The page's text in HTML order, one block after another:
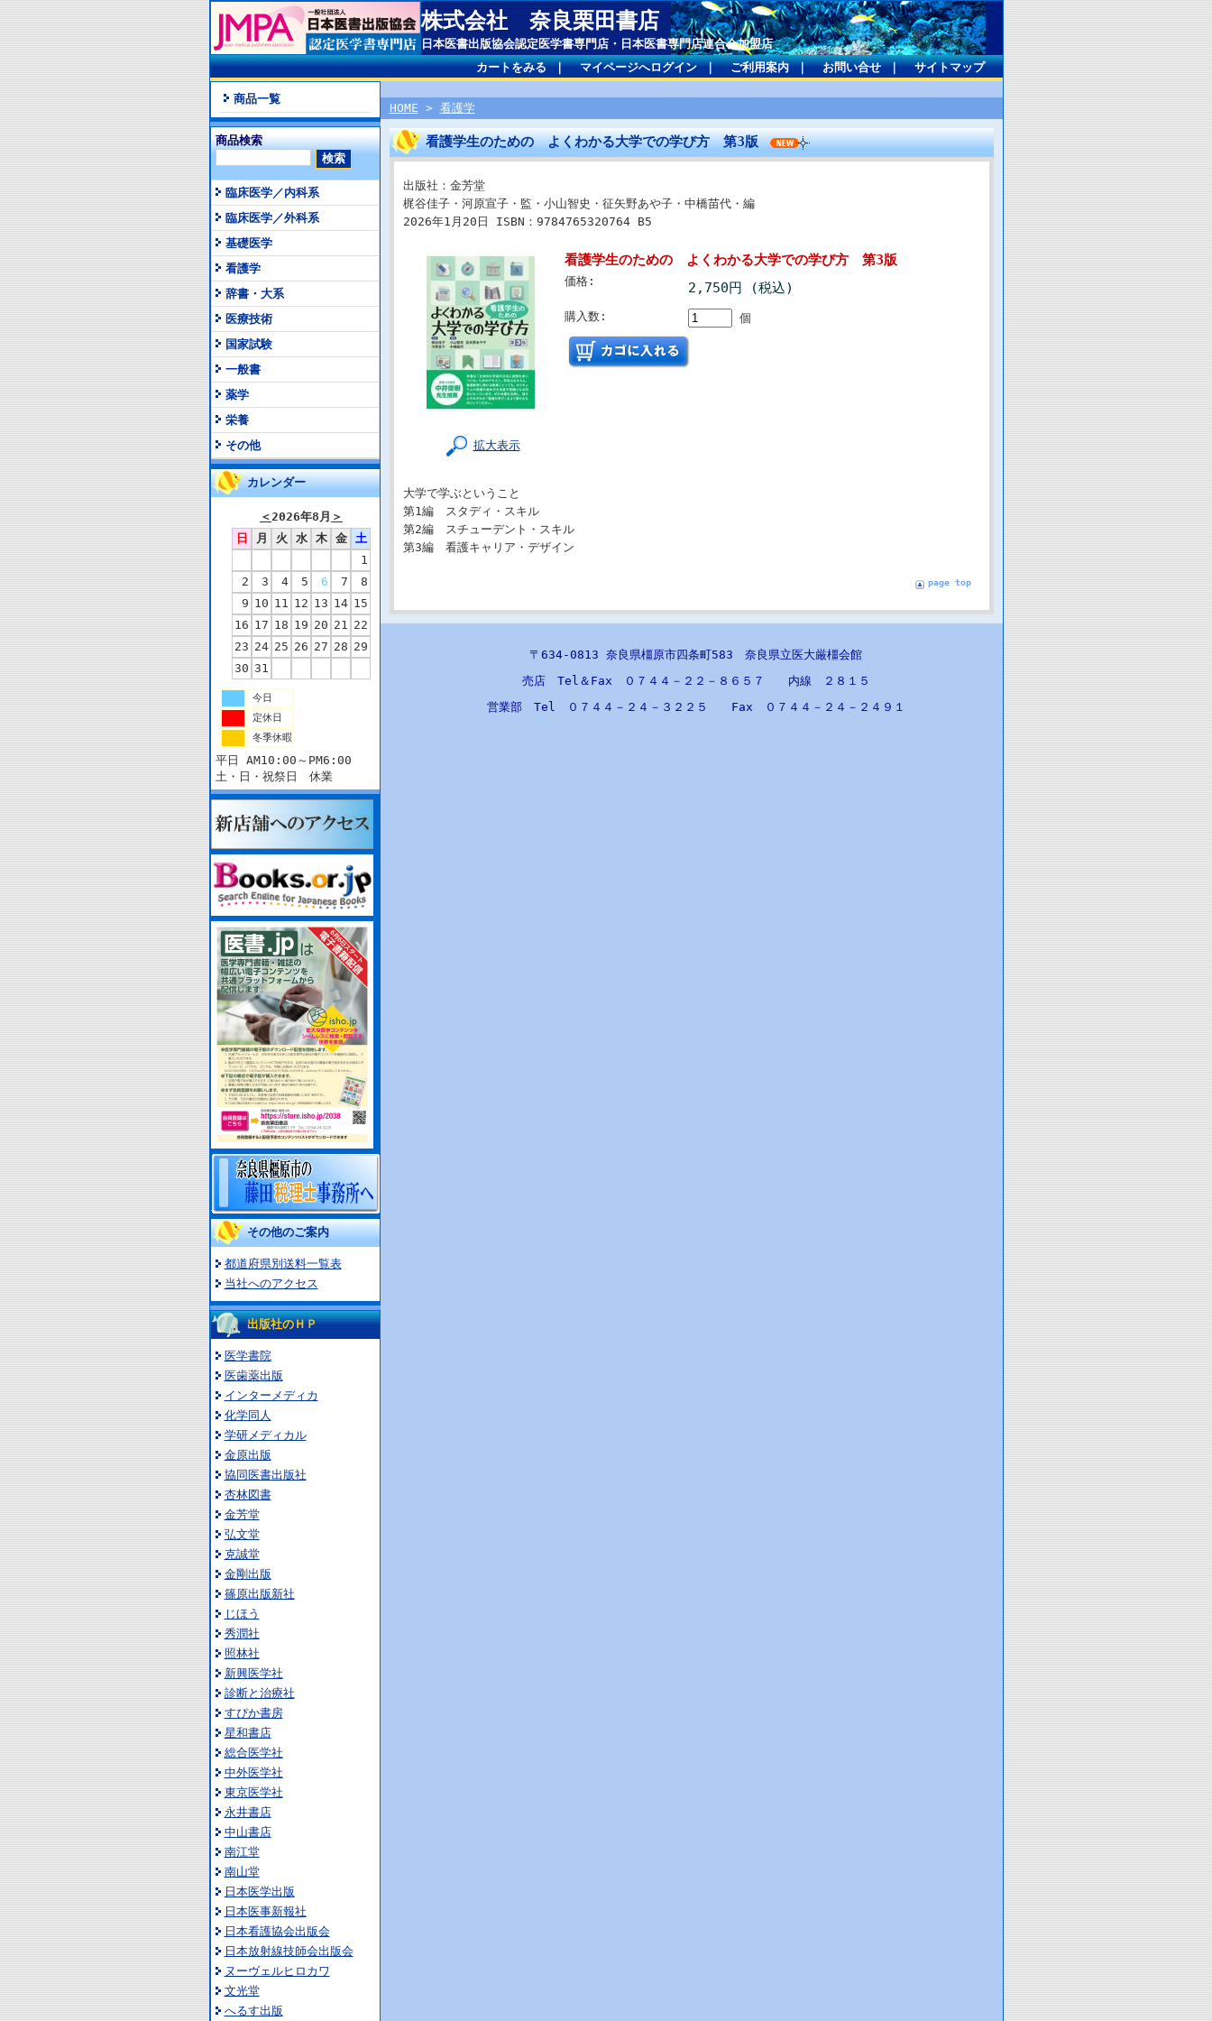
株式会社 奈良栗田書店
日本医書出版協会認定医学書専門店・日本医書専門店連合会加盟店
カートをみる｜ マイページへログイン｜ ご利用案内｜ お問い合せ｜ サイトマップ
商品一覧
商品検索
臨床医学／内科系
臨床医学／外科系
基礎医学
看護学
辞書・大系
医療技術
国家試験
一般書
薬学
栄養
その他
カレンダー
＜2026年8月 ＞
日
月 火 水 木 金
土
1
2
3 4 5 6 7
8
9 10 11 12 13 14 15
16 17 18 19 20 21 22
23 24 25 26 27 28 29
30 31
今日
定休日
冬季休暇
平日 AM10:00～PM6:00
土・日・祝祭日 休業
その他のご案内
都道府県別送料一覧表
当社へのアクセス
出版社のＨＰ
医学書院
医歯薬出版
インターメディカ
化学同人
学研メディカル
金原出版
協同医書出版社
杏林図書
金芳堂
弘文堂
克誠堂
金剛出版
篠原出版新社
じほう
秀潤社
照林社
新興医学社
診断と治療社
すぴか書房
星和書店
総合医学社
中外医学社
東京医学社
永井書店
中山書店
南江堂
南山堂
日本医学出版
日本医事新報社
日本看護協会出版会
日本放射線技師会出版会
ヌーヴェルヒロカワ
文光堂
へるす出版
HOME > 看護学
看護学生のための よくわかる大学での学び方 第3版
出版社：金芳堂
梶谷佳子・河原宣子・監・小山智史・征矢野あや子・中橋苗代・編
2026年1月20日 ISBN：9784765320764 B5
拡大表示
看護学生のための よくわかる大学での学び方 第3版
価格: 2,750円 (税込)
購入数: 個
大学で学ぶということ
第1編 スタディ・スキル
第2編 スチューデント・スキル
第3編 看護キャリア・デザイン
page top
〒634-0813 奈良県橿原市四条町583 奈良県立医大厳橿会館
売店 Tel＆Fax ０７４４－２２－８６５７ 内線 ２８１５
営業部 Tel ０７４４－２４－３２２５ Fax ０７４４－２４－２４９１